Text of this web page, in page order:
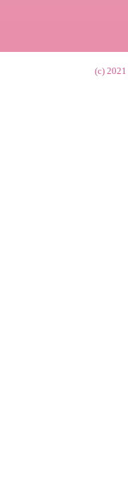
(c) 2021